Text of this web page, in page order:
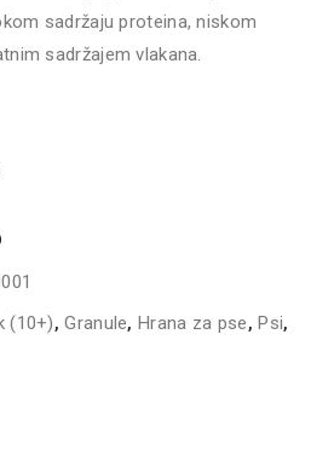
sadržaju proteina, niskom
sadržajem vlakana.
(10+),Granule,Hrana za pse,Psi,